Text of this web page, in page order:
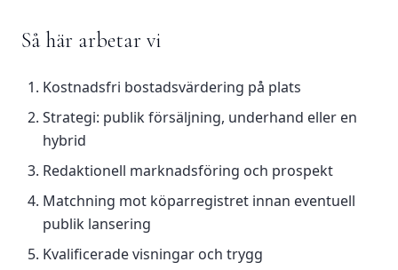
Så här arbetar vi
Kostnadsfri bostadsvärdering på plats
Strategi: publik försäljning, underhand eller en
hybrid
Redaktionell marknadsföring och prospekt
Matchning mot köparregistret innan eventuell
publik lansering
Kvalificerade visningar och trygg